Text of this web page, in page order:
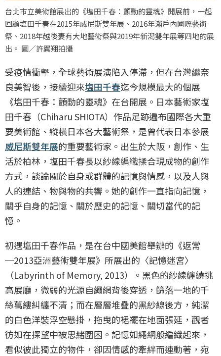
台北市立美術館展出的《塩田千春：顫動的靈魂》開展前，一起
回顧塩田千春在2015年威尼斯雙年展、2016年瀨戶內國際藝術
祭、2018年越後妻有大地藝術祭與2019年新潟雙年展等四地的展
出。 圖／許翼翔拍攝
受疫情衝擊，全球藝術展演陷入停滯，但在台灣繼奈
良美智後，接續迎來塩田千春迄今規模最大的個展
《塩田千春：顫動的靈魂》在台開展。日本藝術家塩
田千春（Chiharu SHIOTA）作品足跡遍布國際各大重
要美術館、縱橫日本各大藝術祭，是曾代表日本參展
威尼斯雙年展的重要藝術家。出生於大阪，創作、生
活於柏林，塩田千春長以紗線編織揉合現成物的創作
方式，談論關於自身或群體的記憶與情感，以及人與
人的連結、物與物的共響。她的創作一直指向記憶，
關乎自身的記憶、關於歷史的記憶、關切當代的記
憶。
初遇塩田千春作品，是在台中國美館舉辦的《返常
─2013亞洲藝術雙年展》所展出的〈記憶迷宮〉
（Labyrinth of Memory, 2013）。黑色的紗線纏繞挑
高展廳，微弱的光源自繩網背後穿透，篩落一地的千
絲萬縷糾纏不清；而在層層堆疊的黑紗線後方，純潔
的白色洋裝浮空懸掛，拖曳的裙襬在地面張延，觀者
彷如在探望中被思緒圍困。記憶如繩網般編織起來，
看似彼此獨立的物件，卻因情感的牽絆而連動著，宛